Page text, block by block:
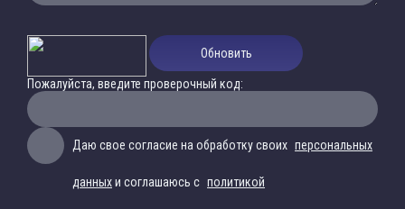
Обновить
Пожалуйста, введите проверочный код:
Даю свое согласие на обработку своих персональных
данныхи соглашаюсь с политикой